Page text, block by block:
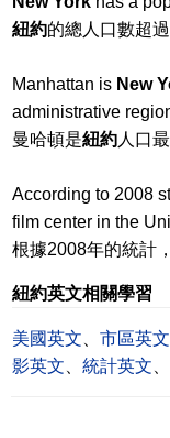
紐約的總人口數超過
Manhattan is New
administrative
曼哈頓是紐約人口
According to 2008
film center in the
根據2008年的統計，
紐約英文相關學習
美國英文 市區英文
影英文
統計英文